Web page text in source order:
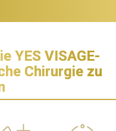
YES VISAGE-
Chirurgie zu